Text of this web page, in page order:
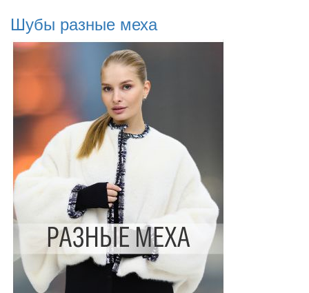
Шубы разные меха